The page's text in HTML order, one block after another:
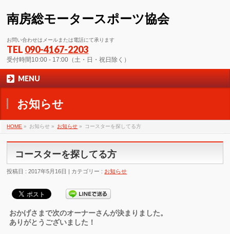
南房総モータースポーツ協会
お問い合わせはメールまたは電話にて承ります
TEL 090-4167-2203
受付時間10:00 - 17:00（土・日・祝日除く）
MENU
お知らせ
HOME » お知らせ » お知らせ » コースターを探してる方
コースターを探してる方
投稿日 : 2017年5月16日 | カテゴリー : お知らせ
おかげさまで次のオーナーさんが決まりました。
ありがとうございました！